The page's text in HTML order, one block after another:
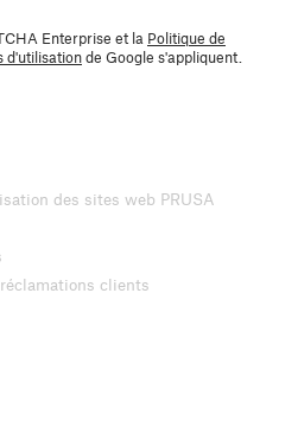
Enterprise et la Politique de
d'utilisationde Google s'appliquent.
des sites web PRUSA
clients